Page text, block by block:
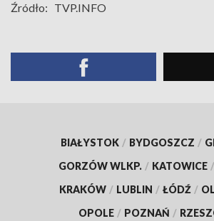
Źródło: TVP.INFO
BIAŁYSTOK / BYDGOSZCZ /
GORZÓW WLKP. / KATOWICE /
KRAKÓW / LUBLIN / ŁÓDŹ /
OPOLE / POZNAŃ /